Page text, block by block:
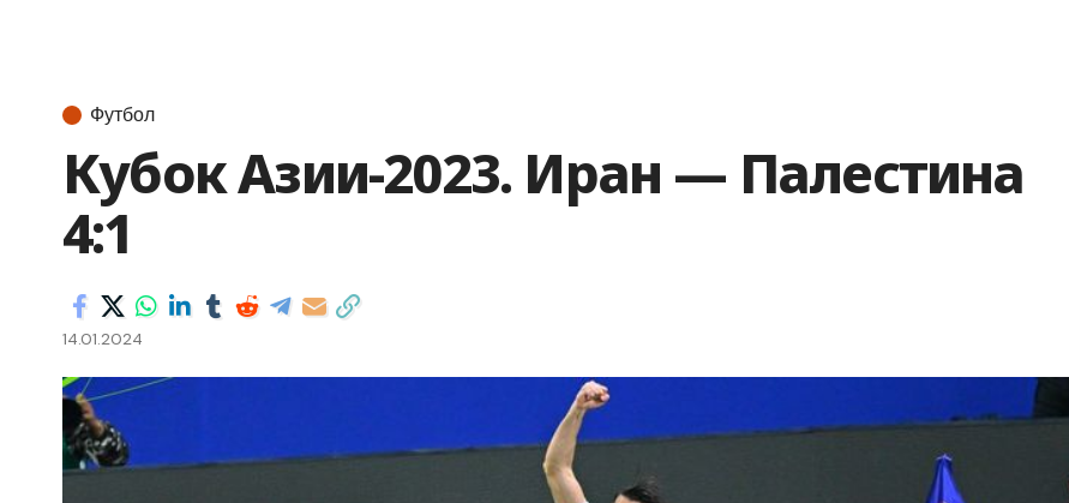
Футбол
Кубок Азии-2023. Иран — Палестина
4:1
14.01.2024